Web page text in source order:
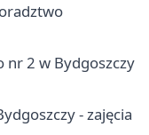
nr 2 w Bydgoszczy
- zajęcia